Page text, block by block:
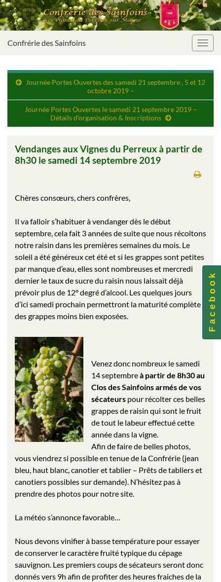
Confrérie des Sainfoins
Journée Portes Ouvertes des samedi 21 septembre , 5 et 12
octobre 2019 –
Journée Portes Ouvertes le samedi 21 septembre 2019 –
Détails d’organisation & Inscriptions
Vendanges aux Vignes du Perreux à partir de
8h30 le samedi 14 septembre 2019
Chères consœurs, chers confrères,
Il va falloir s’habituer à vendanger dès le début
septembre, cela fait 3 années de suite que nous récoltons
notre raisin dans les premières semaines du mois. Le
soleil a été généreux cet été et si les grappes sont petites
par manque d’eau, elles sont nombreuses et mercredi
dernier le taux de sucre du raisin nous laissait déjà
prévoir plus de 12° degré d’alcool. Les quelques jours
d’ici samedi prochain permettront la maturité complète
des grappes moins bien exposées.
Venez donc nombreux le samedi
14 septembreà partir de 8h30 au
Clos des Sainfoins armés de vos
sécateurs pour récolter ces belles
grappes de raisin qui sont le fruit
de tout le labeur effectué cette
année dans la vigne.
Afin de faire de belles photos,
vous viendrez si possible en tenue de la Confrérie (jean
bleu, haut blanc, canotier et tablier – Prêts de tabliers et
canotiers possibles sur demande). N’hésitez pas à
prendre des photos pour notre site.
La météo s’annonce favorable…
Nous devons vinifier à basse température pour essayer
de conserver le caractère fruité typique du cépage
sauvignon. Les premiers coups de sécateurs seront donc
donnés vers 9h afin de profiter des heures fraiches de la
F a c e b o o k